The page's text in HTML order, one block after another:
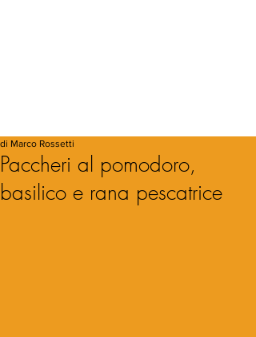
Paccheri al pomodoro,
basilico e rana pescatrice
di Marco Rossetti